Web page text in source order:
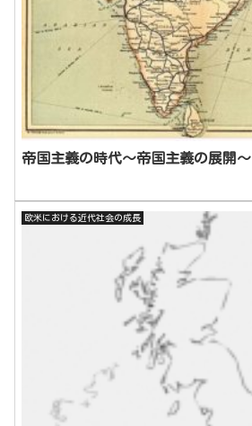
帝国主義の時代～帝国主義の展開～
欧米における近代社会の成長